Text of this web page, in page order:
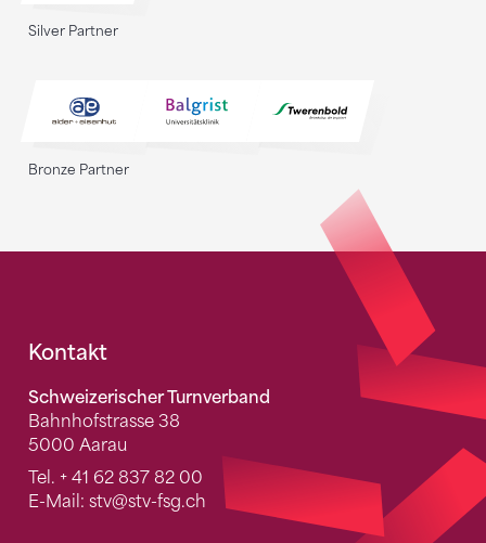
Silver Partner
Bronze Partner
Fusszeile
Kontakt
Schweizerischer Turnverband
Bahnhofstrasse 38
5000 Aarau
Tel. + 41 62 837 82 00
E-Mail: stv@stv-fsg.ch